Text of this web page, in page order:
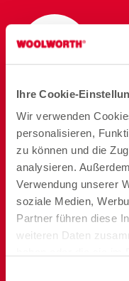
Ihre Cookie-
Wir verwenden
personalisieren,
zu können und die
analysieren.
Verwendung unserer
soziale Medien,
Partner führen diese
weiteren Daten
Ordnung und
Reisen